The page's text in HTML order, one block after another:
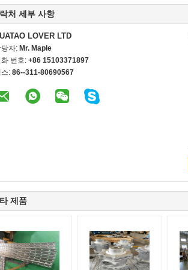
처 세부 사항
LOVER LTD
당자: Mr. Maple
화 번호: +86 15103371897
: 86--311-80690567
제품